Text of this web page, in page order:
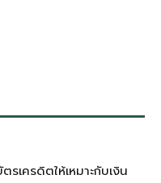
รเครดิตให้เหมาะกับเงิน